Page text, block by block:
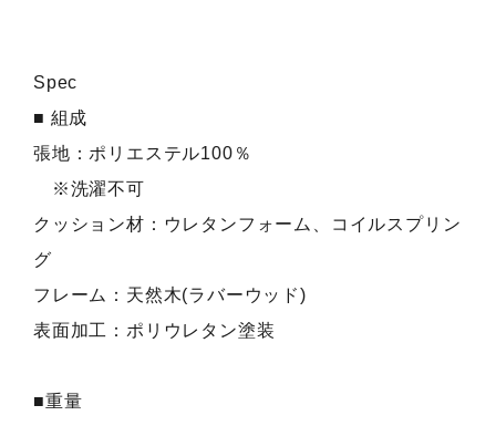
Spec
■ 組成
張地：ポリエステル100％
※洗濯不可
クッション材：ウレタンフォーム、コイルスプリン
グ
フレーム：天然木(ラバーウッド)
表面加工：ポリウレタン塗装
■重量